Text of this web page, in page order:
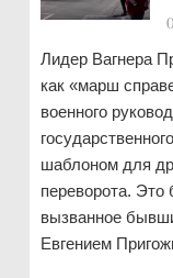
Лидер Вагнера
как «марш
военного
шаблоном для
переворота. Это
вызванное
Евгением